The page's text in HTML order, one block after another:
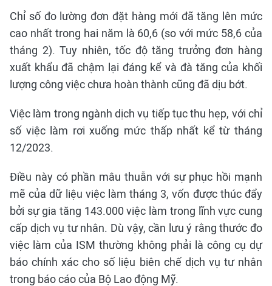
Chỉ số đo lường đơn đặt hàng mới đã tăng lên mức
cao nhất trong hai năm là 60,6 (so với mức 58,6 của
tháng 2). Tuy nhiên, tốc độ tăng trưởng đơn hàng
xuất khẩu đã chậm lại đáng kể và đà tăng của khối
lượng công việc chưa hoàn thành cũng đã dịu bớt.
Việc làm trong ngành dịch vụ tiếp tục thu hẹp, với chỉ
số việc làm rơi xuống mức thấp nhất kể từ tháng
12/2023.
Điều này có phần mâu thuẫn với sự phục hồi mạnh
mẽ của dữ liệu việc làm tháng 3, vốn được thúc đẩy
bởi sự gia tăng 143.000 việc làm trong lĩnh vực cung
cấp dịch vụ tư nhân. Dù vậy, cần lưu ý rằng thước đo
việc làm của ISM thường không phải là công cụ dự
báo chính xác cho số liệu biên chế dịch vụ tư nhân
trong báo cáo của Bộ Lao động Mỹ.